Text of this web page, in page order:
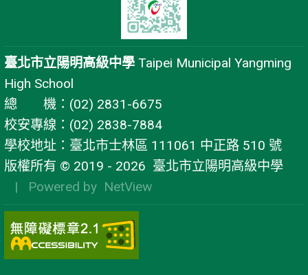
臺北市立陽明高級中學 Taipei Municipal Yangming
High School
總 機：(02) 2831-6675
校安專線：(02) 2838-7884
學校地址：臺北市士林區 111061 中正路 510 號
版權所有 © 2019 - 2026 臺北市立陽明高級中學
| Powered by NetView